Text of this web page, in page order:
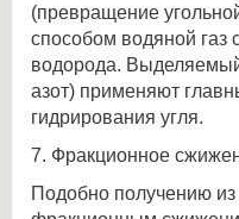
(превращение
способом водяной газ
водорода.
азот) применяют
гидрирования угля.
7. Фракционное
Подобно получению из